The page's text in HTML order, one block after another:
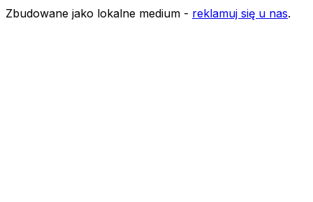
Zbudowane jako lokalne medium - reklamuj się u nas.